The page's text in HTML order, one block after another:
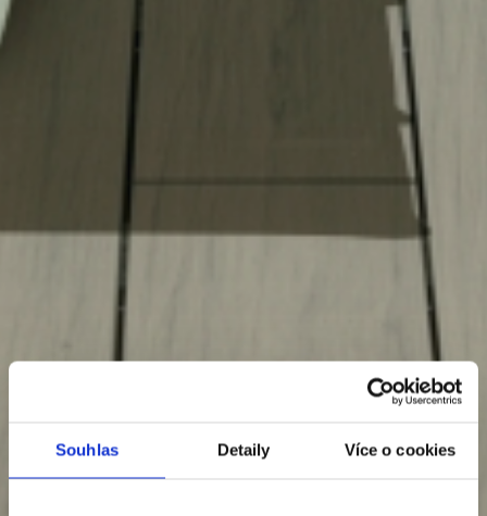
Souhlas Detaily Více o cookies